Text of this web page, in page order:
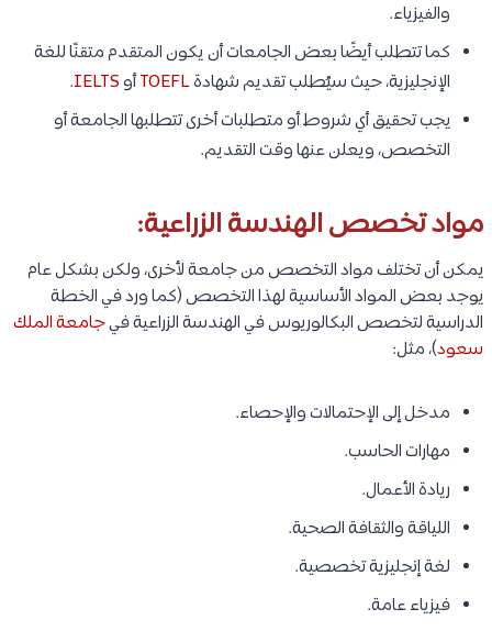
والفيزياء.
كما تتطلب أيضًا بعض الجامعات أن يكون المتقدم متقنًا للغة
الإنجليزية، حيث سيُطلب تقديم شهادةTOEFLأوIELTS
.
يجب تحقيق أي شروط أو متطلبات أخرى تتطلبها الجامعة أو
التخصص، ويعلن عنها وقت التقديم.
مواد تخصص الهندسة الزراعية:
يمكن أن تختلف مواد التخصص من جامعة لأخرى، ولكن بشكل عام
يوجد بعض المواد الأساسية لهذا التخصص (كما ورد في الخطة
الدراسية لتخصص البكالوريوس في الهندسة الزراعية فيجامعة الملك
سعود)، مثل:
مدخل إلى الإحتمالات والإحصاء.
مهارات الحاسب.
ريادة الأعمال.
اللياقة والثقافة الصحية.
لغة إنجليزية تخصصية.
فيزياء عامة.